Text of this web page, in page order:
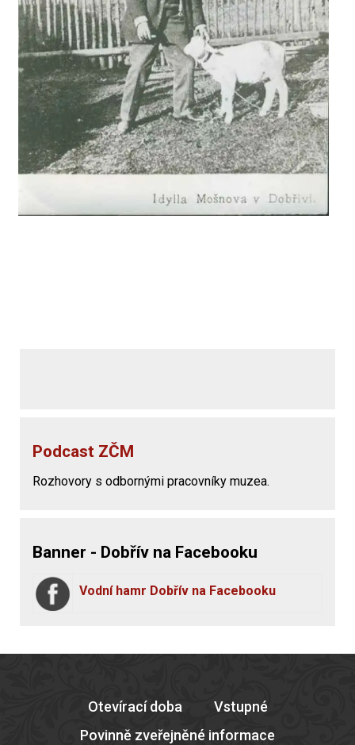
Podcast ZČM
Rozhovory s odbornými pracovníky muzea.
Banner - Dobřív na Facebooku
Vodní hamr Dobřív na Facebooku
Otevírací doba
Vstupné
Povinně zveřejněné informace